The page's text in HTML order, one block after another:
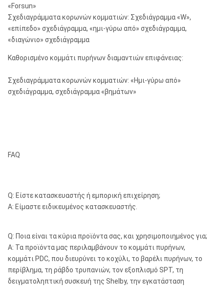
Σειρά
ΒΑΡΟΥΣ:
RWT, EWT, AWT, NWT, HWT
Άλλοι: NMLC, HMLC, LTK48, LTK60, EWK, AWK
«Forsun»
Σχεδιαγράμματα κορωνών κομματιών: Σχεδιάγραμμα «W»,
«επίπεδο» σχεδιάγραμμα, «ημι-γύρω από» σχεδιάγραμμα,
«διαγώνιο» σχεδιάγραμμα
Καθορισμένο κομμάτι πυρήνων διαμαντιών επιφάνειας:
Σχεδιαγράμματα κορωνών κομματιών: «Ημι-γύρω από»
σχεδιάγραμμα, σχεδιάγραμμα «βημάτων»
FAQ
Q: Είστε κατασκευαστής ή εμπορική επιχείρηση;
Α: Είμαστε ειδικευμένος κατασκευαστής.
Q: Ποια είναι τα κύρια προϊόντα σας, και χρησιμοποιημένος για;
Α: Τα προϊόντα μας περιλαμβάνουν το κομμάτι πυρήνων,
κομμάτι PDC, που διευρύνει το κοχύλι, το βαρέλι πυρήνων, το
περίβλημα, τη ράβδο τρυπανιών, τον εξοπλισμό SPT, τη
δειγματοληπτική συσκευή της Shelby, την εγκατάσταση